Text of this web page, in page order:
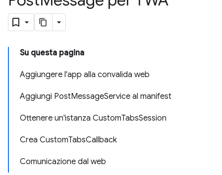
Su questa pagina
Aggiungere l'app alla convalida web
Aggiungi PostMessageService al manifest
Ottenere un'istanza CustomTabsSession
Crea CustomTabsCallback
Comunicazione dal web